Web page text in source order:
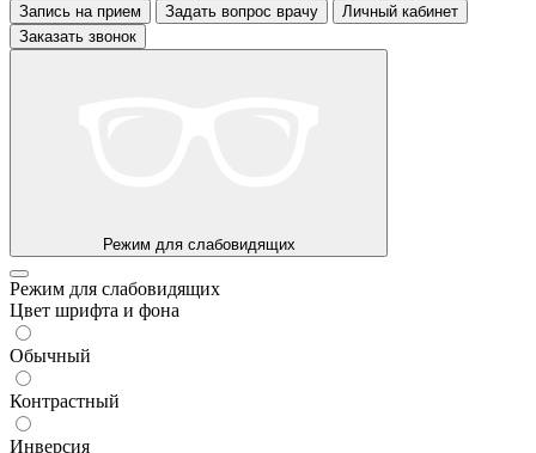
Запись на прием Задать вопрос врачу
Личный кабинет
Заказать звонок
Режим для слабовидящих
Режим для слабовидящих
Цвет шрифта и фона
Обычный
Контрастный
Инверсия